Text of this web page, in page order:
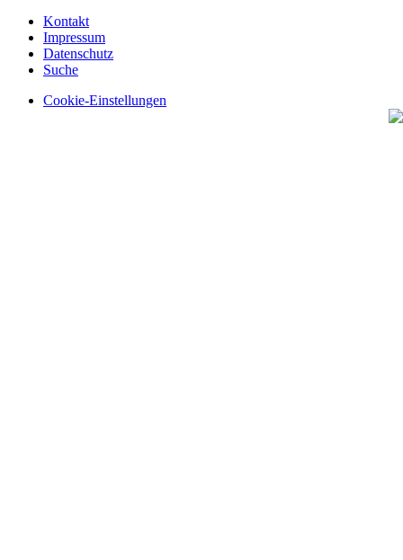
Kontakt
Impressum
Datenschutz
Suche
Cookie-Einstellungen